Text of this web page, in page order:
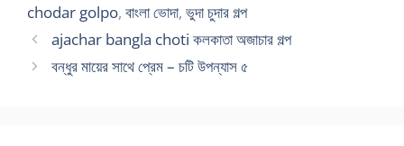
chodar golpo, বাংলা ভোদা, ভুদা চুদার গল্প
ajachar bangla choti কলকাতা অজাচার গল্প
বন্ধুর মায়ের সাথে প্রেম – চটি উপন্যাস ৫